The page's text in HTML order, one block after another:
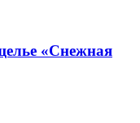
«Снежная